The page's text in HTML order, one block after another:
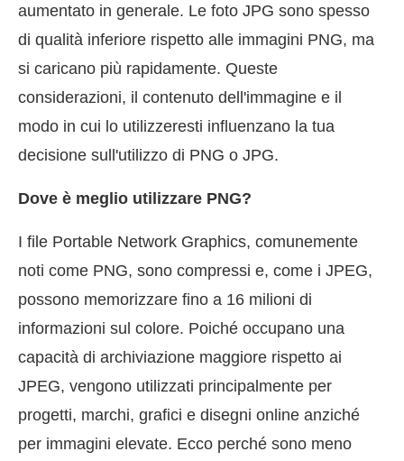
aumentato in generale. Le foto JPG sono spesso
di qualità inferiore rispetto alle immagini PNG, ma
si caricano più rapidamente. Queste
considerazioni, il contenuto dell'immagine e il
modo in cui lo utilizzeresti influenzano la tua
decisione sull'utilizzo di PNG o JPG.
Dove è meglio utilizzare PNG?
I file Portable Network Graphics, comunemente
noti come PNG, sono compressi e, come i JPEG,
possono memorizzare fino a 16 milioni di
informazioni sul colore. Poiché occupano una
capacità di archiviazione maggiore rispetto ai
JPEG, vengono utilizzati principalmente per
progetti, marchi, grafici e disegni online anziché
per immagini elevate. Ecco perché sono meno